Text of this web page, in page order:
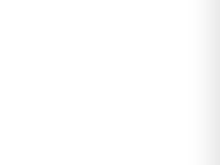
sơ trung cấp số lượng